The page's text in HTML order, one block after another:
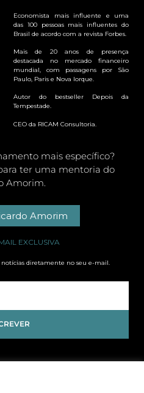
Economista mais influente e uma
das 100 pessoas mais influentes do
Brasil de acordo com a revista Forbes.
Mais de 20 anos de presença
destacada no mercado financeiro
mundial, com passagens por São
Paulo, Paris e Nova Iorque.
Autor do bestseller Depois da
Tempestade.
CEO da RICAM Consultoria.
mais específico?
ter uma mentoria do
Amorim.
Amorim
EXCLUSIVA
notícias diretamente no seu e-mail.